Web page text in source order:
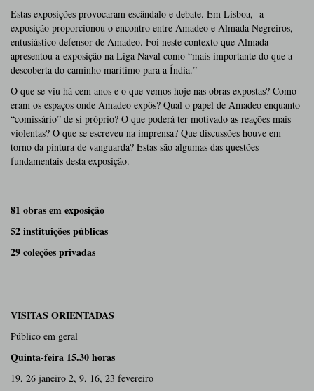
Estas exposições provocaram escândalo e debate. Em Lisboa, a
exposição proporcionou o encontro entre Amadeo e Almada Negreiros,
entusiástico defensor de Amadeo. Foi neste contexto que Almada
apresentou a exposição na Liga Naval como “mais importante do que a
descoberta do caminho marítimo para a Índia.”
O que se viu há cem anos e o que vemos hoje nas obras expostas? Como
eram os espaços onde Amadeo expôs? Qual o papel de Amadeo enquanto
“comissário” de si próprio? O que poderá ter motivado as reações mais
violentas? O que se escreveu na imprensa? Que discussões houve em
torno da pintura de vanguarda? Estas são algumas das questões
fundamentais desta exposição.
81 obras em exposição
52 instituições públicas
29 coleções privadas
VISITAS ORIENTADAS
Público em geral
Quinta-feira 15.30 horas
19, 26 janeiro 2, 9, 16, 23 fevereiro